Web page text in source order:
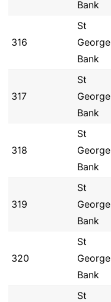
Bank
316
St
George
Bank
317
St
George
Bank
318
St
George
Bank
319
St
George
Bank
320
St
George
Bank
St